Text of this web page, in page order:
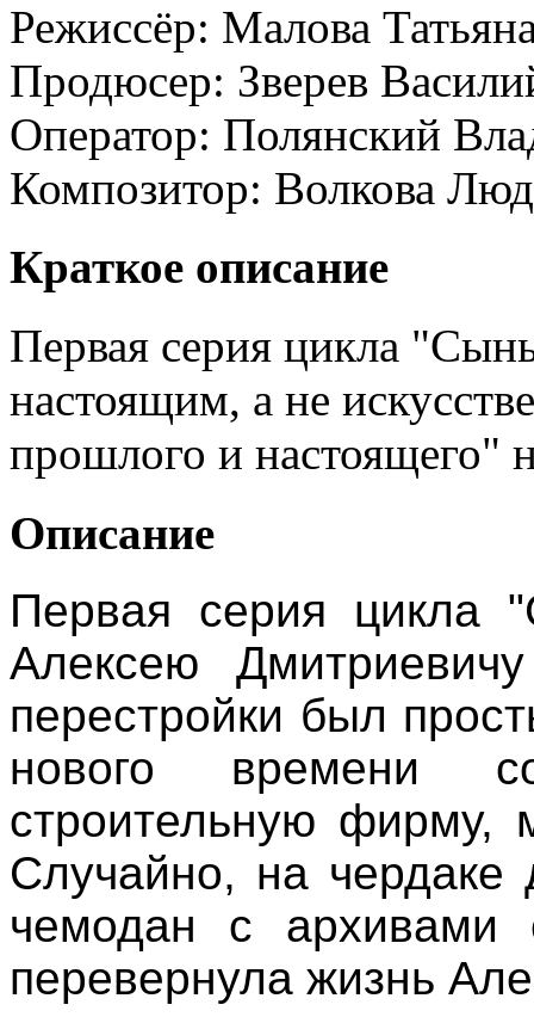
Режиссёр: Малова
Продюсер: Зверев
Оператор: Полянский
Композитор: Волкова
Краткое описание
Первая серия цикла
настоящим, а не
прошлого и настоящего"
Описание
Первая серия цикла
Алексею
перестройки был
нового времени
строительную фирму,
Случайно, на чердаке
чемодан с архивами
перевернула жизнь